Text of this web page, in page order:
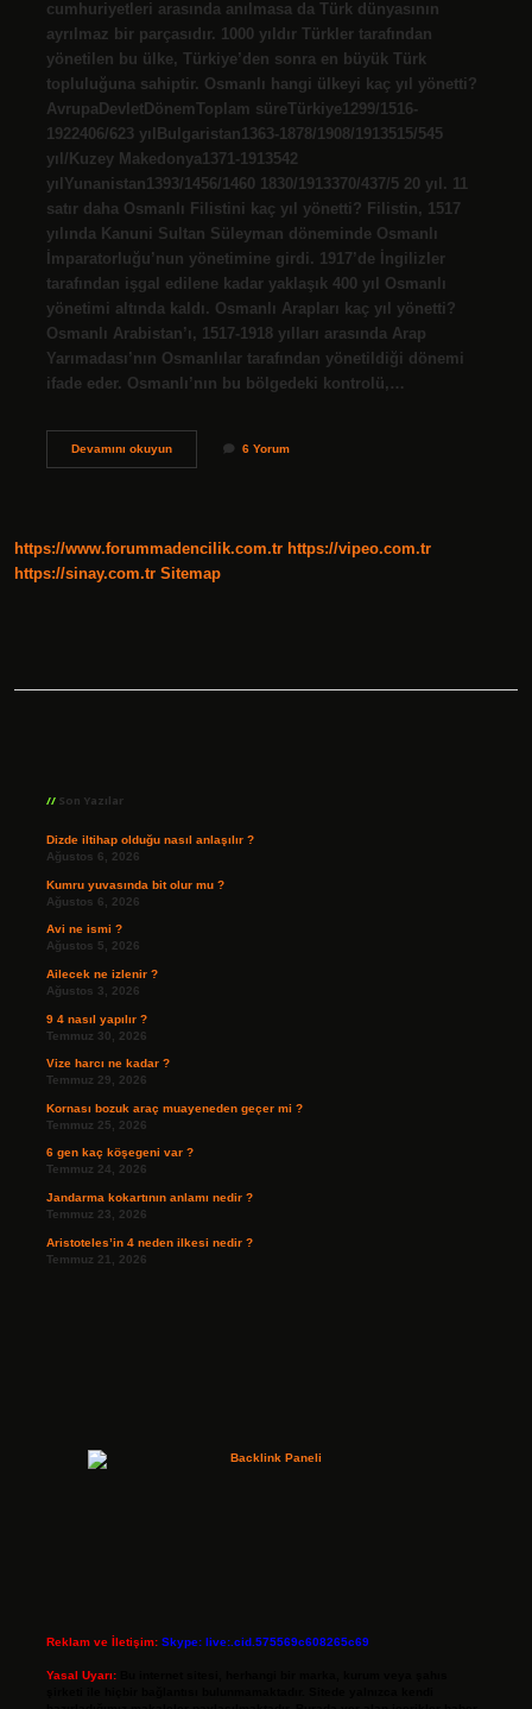
cumhuriyetleri arasında anılmasa da Türk dünyasının
ayrılmaz bir parçasıdır. 1000 yıldır Türkler tarafından
yönetilen bu ülke, Türkiye’den sonra en büyük Türk
topluluğuna sahiptir. Osmanlı hangi ülkeyi kaç yıl yönetti?
AvrupaDevletDönemToplam süreTürkiye1299/1516-
1922406/623 yılBulgaristan1363-1878/1908/1913515/545
yıl/Kuzey Makedonya1371-1913542
yılYunanistan1393/1456/1460 1830/1913370/437/5 20 yıl. 11
satır daha Osmanlı Filistini kaç yıl yönetti? Filistin, 1517
yılında Kanuni Sultan Süleyman döneminde Osmanlı
İmparatorluğu’nun yönetimine girdi. 1917’de İngilizler
tarafından işgal edilene kadar yaklaşık 400 yıl Osmanlı
yönetimi altında kaldı. Osmanlı Arapları kaç yıl yönetti?
Osmanlı Arabistan’ı, 1517-1918 yılları arasında Arap
Yarımadası’nın Osmanlılar tarafından yönetildiği dönemi
ifade eder. Osmanlı’nın bu bölgedeki kontrolü,…
Devamını okuyunOsmanlı
6 Yorum
https://www.forummadencilik.com.tr https://vipeo.com.tr
https://sinay.com.tr Sitemap
Son Yazılar
Dizde iltihap olduğu nasıl anlaşılır ?
Ağustos 6, 2026
Kumru yuvasında bit olur mu ?
Ağustos 6, 2026
Avi ne ismi ?
Ağustos 5, 2026
Ailecek ne izlenir ?
Ağustos 3, 2026
9 4 nasıl yapılır ?
Temmuz 30, 2026
Vize harcı ne kadar ?
Temmuz 29, 2026
Kornası bozuk araç muayeneden geçer mi ?
Temmuz 25, 2026
6 gen kaç köşegeni var ?
Temmuz 24, 2026
Jandarma kokartının anlamı nedir ?
Temmuz 23, 2026
Aristoteles’in 4 neden ilkesi nedir ?
Temmuz 21, 2026
Reklam ve İletişim: Skype: live:.cid.575569c608265c69
Yasal Uyarı: